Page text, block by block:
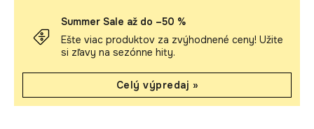
Summer Sale až do –50 %
Ešte viac produktov za zvýhodnené ceny! Užite
si zľavy na sezónne hity.
Celý výpredaj »